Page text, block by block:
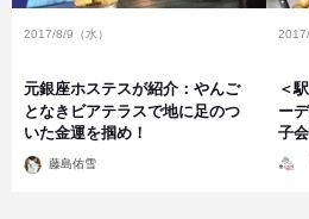
2017/8/9（水）
元銀座ホステスが紹介：やんご
となきビアテラスで地に足のつ
いた金運を掴め！
投
稿
藤島佑雪
＜
ー
子会